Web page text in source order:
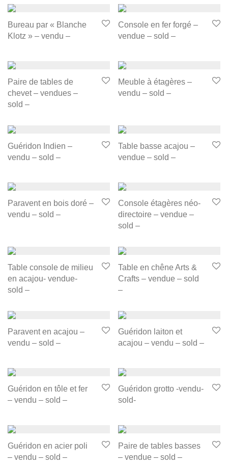
Bureau par « Blanche
Klotz » – vendu –
Console en fer forgé –
vendue – sold –
Paire de tables de
chevet – vendues –
sold –
Meuble à étagères –
vendu – sold –
Guéridon Indien –
vendu – sold –
Table basse acajou –
vendue – sold –
Paravent en bois doré –
vendu – sold –
Console étagères néo-
directoire – vendue –
sold –
Table console de milieu
en acajou- vendue-
sold –
Table en chêne Arts &
Crafts – vendue – sold
–
Paravent en acajou –
vendu – sold –
Guéridon laiton et
acajou – vendu – sold –
Guéridon en tôle et fer
– vendu – sold –
Guéridon grotto -vendu-
sold-
Guéridon en acier poli
– vendu – sold –
Paire de tables basses
– vendue – sold –